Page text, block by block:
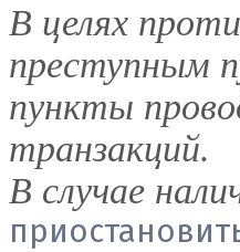
В целях
преступным
пункты
транзакций.
В случае